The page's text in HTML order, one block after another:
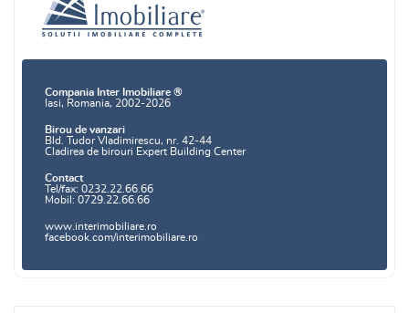
Compania Inter Imobiliare ®
Iasi, Romania, 2002-2026
Birou de vanzari
Bld. Tudor Vladimirescu, nr. 42-44
Cladirea de birouri Expert Building Center
Contact
Tel/fax: 0232.22.66.66
Mobil: 0729.22.66.66
www.interimobiliare.ro
facebook.com/interimobiliare.ro